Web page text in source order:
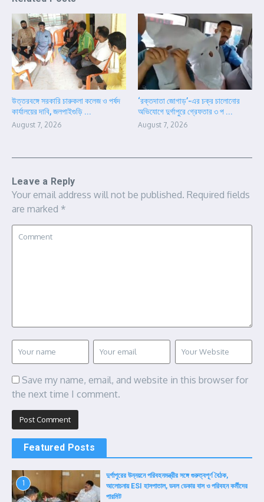
উত্তরবঙ্গে সরকারি চারুকলা কলেজ ও পর্ষদ
কার্যালয়ের দাবি, জলপাইগুড়ি ...
August 7, 2026
‘রক্তদাতা জোগাড়’-এর চক্র চালোনোর
অভিযোগে দুর্গাপুরে গ্রেফতার ৩ প ...
August 7, 2026
Leave a Reply
Your email address will not be published. Required fields
are marked *
Save my name, email, and website in this browser for
the next time I comment.
Featured Posts
1
দুর্গাপুরের উন্নয়নে পরিবহনমন্ত্রীর সঙ্গে গুরুত্বপূর্ণ বৈঠক,
আলোচনায় ESI হাসপাতাল, ডবল ডেকার বাস ও পরিবহন কর্মীদের
পারমিট